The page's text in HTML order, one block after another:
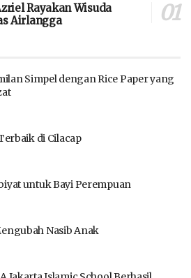
Rayakan Wisuda
Airlangga
Simpel dengan Rice Paper yang
di Cilacap
untuk Bayi Perempuan
Nasib Anak